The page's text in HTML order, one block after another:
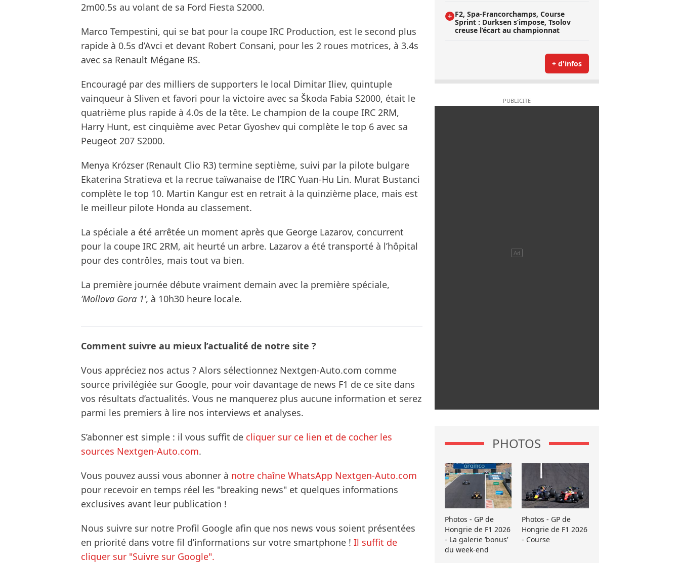
2m00.5s au volant de sa Ford Fiesta S2000.
Marco Tempestini, qui se bat pour la coupe IRC Production, est le second plus
rapide à 0.5s d’Avci et devant Robert Consani, pour les 2 roues motrices, à 3.4s
avec sa Renault Mégane RS.
Encouragé par des milliers de supporters le local Dimitar Iliev, quintuple
vainqueur à Sliven et favori pour la victoire avec sa Škoda Fabia S2000, était le
quatrième plus rapide à 4.0s de la tête. Le champion de la coupe IRC 2RM,
Harry Hunt, est cinquième avec Petar Gyoshev qui complète le top 6 avec sa
Peugeot 207 S2000.
Menya Krózser (Renault Clio R3) termine septième, suivi par la pilote bulgare
Ekaterina Stratieva et la recrue taïwanaise de l’IRC Yuan-Hu Lin. Murat Bustanci
complète le top 10. Martin Kangur est en retrait à la quinzième place, mais est
le meilleur pilote Honda au classement.
La spéciale a été arrêtée un moment après que George Lazarov, concurrent
pour la coupe IRC 2RM, ait heurté un arbre. Lazarov a été transporté à l’hôpital
pour des contrôles, mais tout va bien.
La première journée débute vraiment demain avec la première spéciale,
’Mollova Gora 1’, à 10h30 heure locale.
Comment suivre au mieux l’actualité de notre site ?
Vous appréciez nos actus ? Alors sélectionnez Nextgen-Auto.com comme
source privilégiée sur Google, pour voir davantage de news F1 de ce site dans
vos résultats d’actualités. Vous ne manquerez plus aucune information et serez
parmi les premiers à lire nos interviews et analyses.
S’abonner est simple : il vous suffit de cliquer sur ce lien et de cocher les
sources Nextgen-Auto.com.
Vous pouvez aussi vous abonner à notre chaîne WhatsApp Nextgen-Auto.com
pour recevoir en temps réel les "breaking news" et quelques informations
exclusives avant leur publication !
Nous suivre sur notre Profil Google afin que nos news vous soient présentées
en priorité dans votre fil d’informations sur votre smartphone ! Il suffit de
cliquer sur "Suivre sur Google".
F2, Spa-Francorchamps, Course
Sprint : Durksen s’impose, Tsolov
creuse l’écart au championnat
+ d'infos
PHOTOS
Photos - GP de
Hongrie de F1 2026
- La galerie ’bonus’
du week-end
Photos - GP de
Hongrie de F1 2026
- Course